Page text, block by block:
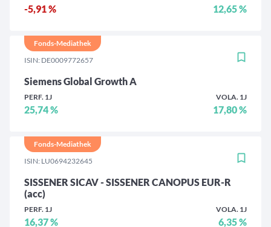
-5,91 % 12,65 %
ISIN: DE0009772657
Siemens Global Growth A
PERF. 1J
25,74 %
VOLA. 1J
17,80 %
Fonds-Mediathek
ISIN: LU0694232645
SISSENER SICAV - SISSENER CANOPUS EUR-R
(acc)
PERF. 1J
16,37 %
VOLA. 1J
6,35 %
Fonds-Mediathek